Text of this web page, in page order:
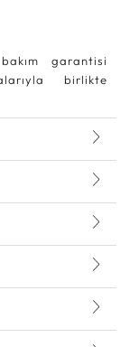
garantisi
birlikte